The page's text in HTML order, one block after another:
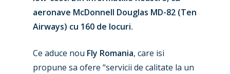
aeronave McDonnell Douglas MD-82 (Ten
Airways) cu 160 de locuri.
Ce aduce nou Fly Romania, care isi
propune sa ofere “servicii de calitate la un